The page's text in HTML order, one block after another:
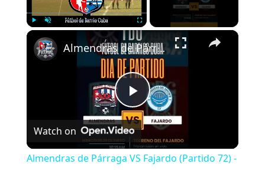
Fullscreen ×
P
l
Almendras de Párraga VS Fajardo (Partido 72) - #futboldebarrioscuba
Watch on
Almendras de Párraga VS Fajardo (Partido 72) -